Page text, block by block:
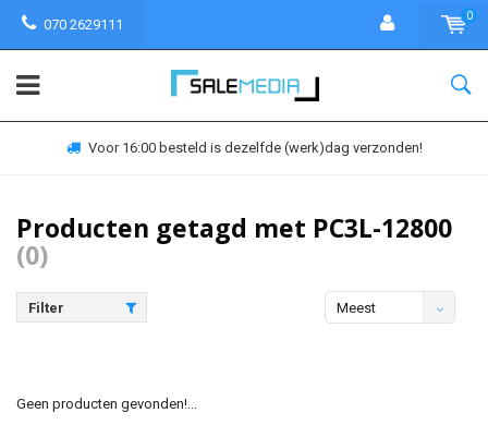
070 2629111
0
Voor 16:00 besteld is dezelfde (werk)dag verzonden!
Producten getagd met PC3L-12800
(0)
Filter
Meest
Geen producten gevonden!...